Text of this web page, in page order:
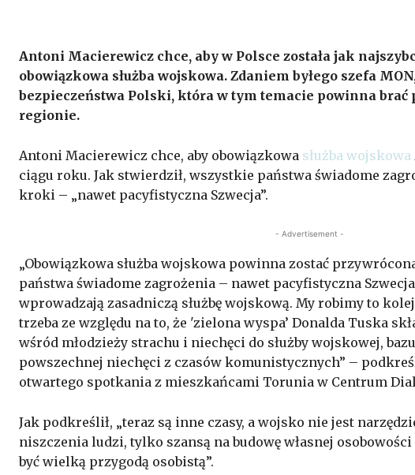
Antoni Macierewicz chce, aby w Polsce została jak
obowiązkowa służba wojskowa. Zdaniem byłego szefa
bezpieczeństwa Polski, która w tym temacie powinna brać
regionie.
Antoni Macierewicz chce, aby obowiązkowa służba wojskowa
ciągu roku. Jak stwierdził, wszystkie państwa świadome
kroki – „nawet pacyfistyczna Szwecja”.
- Advertisement -
„Obowiązkowa służba wojskowa powinna zostać
państwa świadome zagrożenia – nawet pacyfistyczna
wprowadzają zasadniczą służbę wojskową. My robimy to
trzeba ze względu na to, że 'zielona wyspa’ Donalda Tuska
wśród młodzieży strachu i niechęci do służby wojskowej,
powszechnej niechęci z czasów komunistycznych” –
otwartego spotkania z mieszkańcami Torunia w Centrum
Jak podkreślił, „teraz są inne czasy, a wojsko nie jest
niszczenia ludzi, tylko szansą na budowę własnej
być wielką przygodą osobistą”.